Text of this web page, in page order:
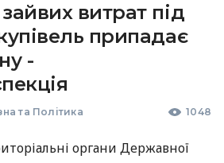
витрат під
припадає
-
та Політика 1048
органи Державної